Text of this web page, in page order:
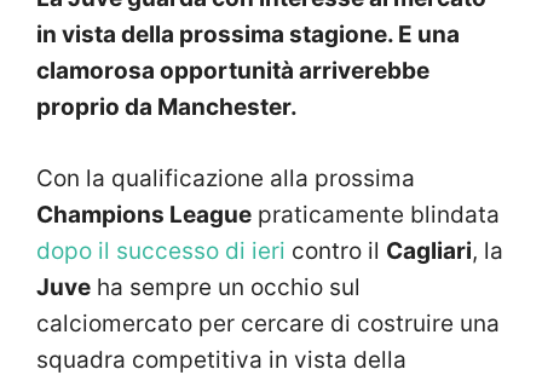
in vista della prossima stagione. E una
clamorosa opportunità arriverebbe
proprio da Manchester.
Con la qualificazione alla prossima
Champions League praticamente blindata
dopo il successo di ieri contro il Cagliari, la
Juve ha sempre un occhio sul
calciomercato per cercare di costruire una
squadra competitiva in vista della